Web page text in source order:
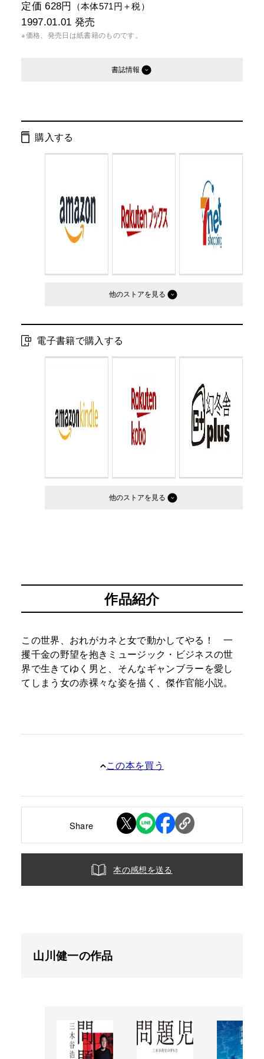
定価 628円 （本体571円＋税）
1997.01.01 発売
※価格、発売日は紙書籍のものです。
書誌情報
ページ数：
判型： 文庫判
購入する
他のストア
電子書籍で購入する
他のストア
作品紹介
この世界、おれがカネと女で動かしてやる！ 一
攫千金の野望を抱きミュージック・ビジネスの世
界で生きてゆく男と、そんなギャンブラーを愛し
てしまう女の赤裸々な姿を描く、傑作官能小説。
この本を買う
Share
本の感想を送る
山川健一の作品